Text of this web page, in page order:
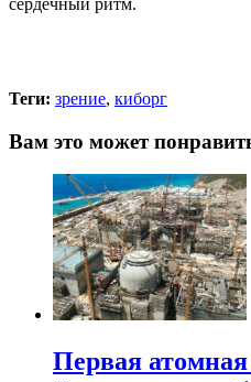
сердечный ритм.
Теги: зрение, киборг
Вам это может
Первая